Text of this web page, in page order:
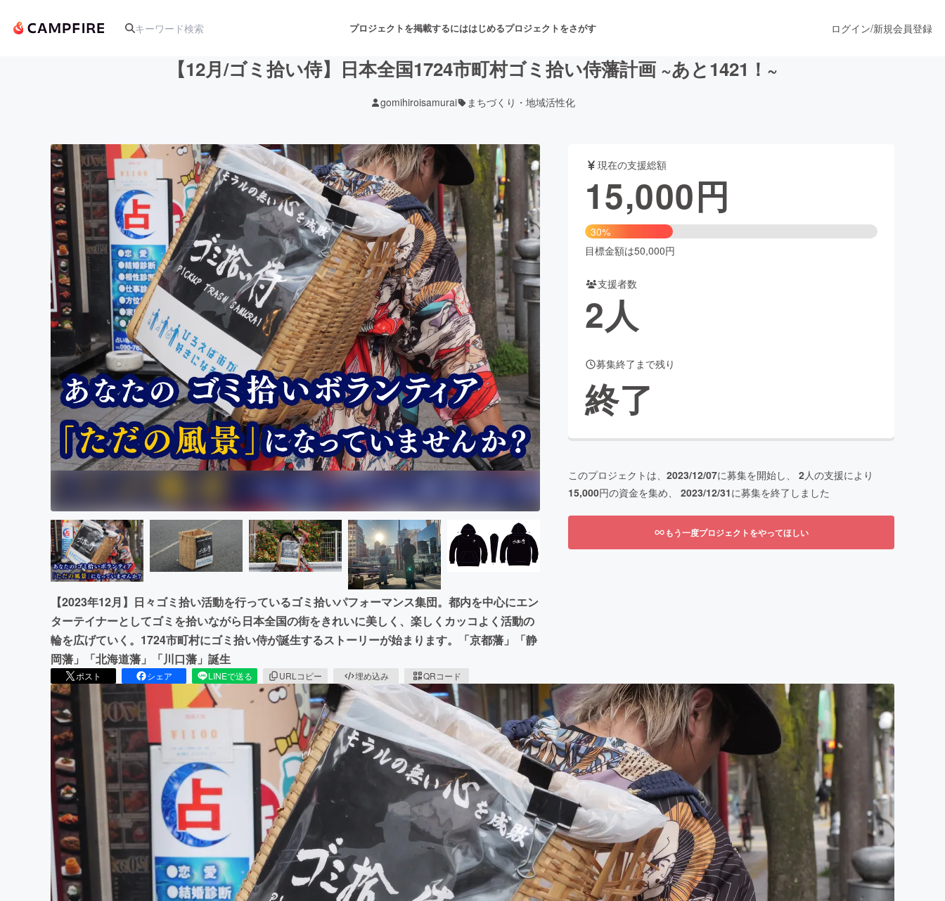
プロジェクトを掲載するにははじめるプロジェクトをさがす
アート・写真 音楽 舞台・パフォーマンス
テクノロジー・ガジェット ゲーム・サービス開発 フード・飲食店 ファッション
映像・映画 書籍・雑誌出版 アニメ・漫画
ビジネス・起業 チャレンジ ビューティー・ヘルスケア
まちづくり・地域活性化
CAMPFIRE for Social GoodCAMPFIRE Creation
CAMPFIREふるさと納税machi-yaコミュニティ
ログイン/新規会員登録
【12月/ゴミ拾い侍】日本全国1724市町村ゴミ拾い侍藩計画 ~あと1421！~
gomihiroisamurai まちづくり・地域活性化
【2023年12月】日々ゴミ拾い活動を行っているゴミ拾いパフォーマンス集団。都内を中心にエン
ターテイナーとしてゴミを拾いながら日本全国の街をきれいに美しく、楽しくカッコよく活動の
輪を広げていく。1724市町村にゴミ拾い侍が誕生するストーリーが始まります。「京都藩」「静
岡藩」「北海道藩」「川口藩」誕生
ポスト シェア LINEで送る URLコピー 埋め込み QRコード
現在の支援総額
15,000円
30%
目標金額は50,000円
支援者数
2人
募集終了まで残り
終了
このプロジェクトは、 2023/12/07に募集を開始し、 2人の支援により
15,000円の資金を集め、 2023/12/31に募集を終了しました
もう一度プロジェクトをやってほしい